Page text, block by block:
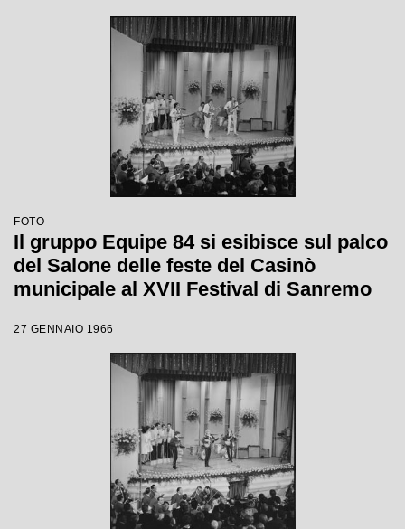
FOTO
Il gruppo Equipe 84 si esibisce sul palco
del Salone delle feste del Casinò
municipale al XVII Festival di Sanremo
27 GENNAIO 1966